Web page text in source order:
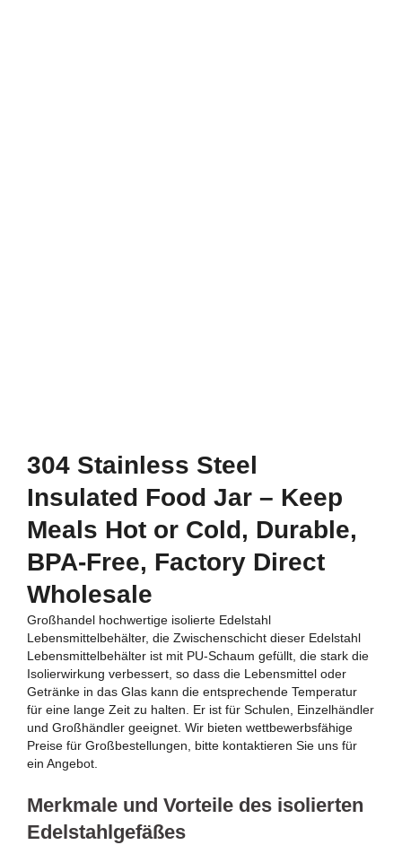
304 Stainless Steel
Insulated Food Jar – Keep
Meals Hot or Cold, Durable,
BPA-Free, Factory Direct
Wholesale
Großhandel hochwertige isolierte Edelstahl
Lebensmittelbehälter, die Zwischenschicht dieser Edelstahl
Lebensmittelbehälter ist mit PU-Schaum gefüllt, die stark die
Isolierwirkung verbessert, so dass die Lebensmittel oder
Getränke in das Glas kann die entsprechende Temperatur
für eine lange Zeit zu halten. Er ist für Schulen, Einzelhändler
und Großhändler geeignet. Wir bieten wettbewerbsfähige
Preise für Großbestellungen, bitte kontaktieren Sie uns für
ein Angebot.
Merkmale und Vorteile des isolierten
Edelstahlgefäßes